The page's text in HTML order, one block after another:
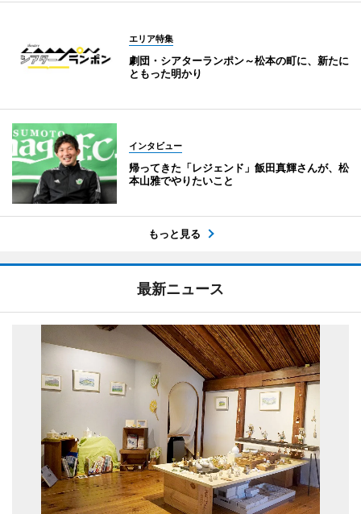
エリア特集
劇団・シアターランポン～松本の町に、新たに
ともった明かり
インタビュー
帰ってきた「レジェンド」飯田真輝さんが、松
本山雅でやりたいこと
もっと見る
最新ニュース